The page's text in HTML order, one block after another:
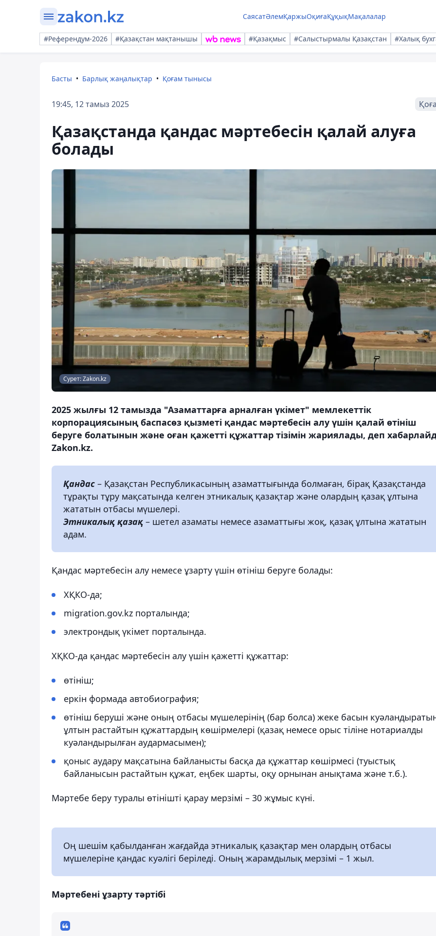
СаясатӘлемҚаржыОқиғаҚұқықМақалалар
#Референдум-2026 #Қазақстан мақтанышы #Қазақмыс #Салыстырмалы Қазақстан #Халық
Басты Барлық жаңалықтар Қоғам тынысы
19:45, 12 тамыз 2025
Қазақстанда қандас мәртебесін қалай алуға
болады
Сурет: Zakon.kz
2025 жылғы 12 тамызда "Азаматтарға арналған үкімет" мемлекеттік
корпорациясының баспасөз қызметі қандас мәртебесін алу үшін қалай өтініш
беруге болатынын және оған қажетті құжаттар тізімін жариялады, деп
Zakon.kz.
Қандас – Қазақстан Республикасының азаматтығында болмаған, бірақ Қазақстанда
тұрақты тұру мақсатында келген этникалық қазақтар және олардың қазақ ұлтына
жататын отбасы мүшелері.
Этникалық қазақ – шетел азаматы немесе азаматтығы жоқ, қазақ ұлтына жататын
адам.
Қандас мәртебесін алу немесе ұзарту үшін өтініш беруге болады:
ХҚКО-да;
migration.gov.kz порталында;
электрондық үкімет порталында.
ХҚКО-да қандас мәртебесін алу үшін қажетті құжаттар:
өтініш;
еркін формада автобиография;
өтініш беруші және оның отбасы мүшелерінің (бар болса) жеке басын
ұлтын растайтын құжаттардың көшірмелері (қазақ немесе орыс тіліне нотариалды
куәландырылған аудармасымен);
қоныс аудару мақсатына байланысты басқа да құжаттар көшірмесі (туыстық
байланысын растайтын құжат, еңбек шарты, оқу орнынан анықтама және т.б.).
Мәртебе беру туралы өтінішті қарау мерзімі – 30 жұмыс күні.
Оң шешім қабылданған жағдайда этникалық қазақтар мен олардың отбасы
мүшелеріне қандас куәлігі беріледі. Оның жарамдылық мерзімі – 1 жыл.
Мәртебені ұзарту тәртібі